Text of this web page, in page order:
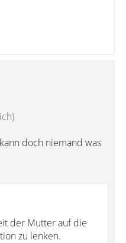
doch niemand was
der Mutter auf die
zu lenken.